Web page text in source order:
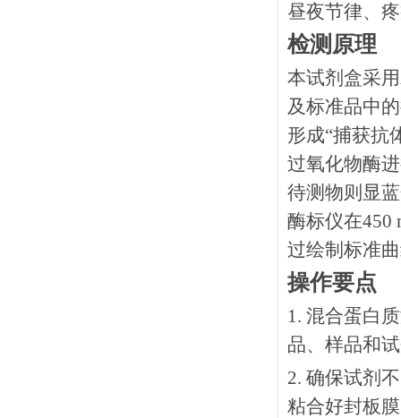
昼夜节律、
检测原理
本试剂盒采
及标准品中
形成“捕获抗
过氧化物酶
待测物则显
酶标仪在450
过绘制标准
操作要点
1. 混合蛋白
品、样品和
2. 确保试剂
粘合好封板